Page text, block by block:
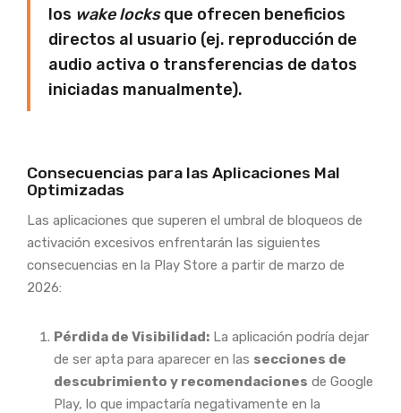
los wake locksque ofrecen beneficios
directos al usuario (ej. reproducción de
audio activa o transferencias de datos
iniciadas manualmente).
Consecuencias para las Aplicaciones Mal
Optimizadas
Las aplicaciones que superen el umbral de bloqueos de
activación excesivos enfrentarán las siguientes
consecuencias en la Play Store a partir de marzo de
2026:
Pérdida de Visibilidad: La aplicación podría dejar
de ser apta para aparecer en las secciones de
descubrimiento y recomendaciones de Google
Play, lo que impactaría negativamente en la